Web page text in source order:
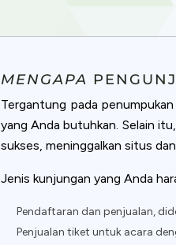
MENGAPA
Tergantung pada
yang Anda butuhkan. Selain
sukses, meninggalkan situs
Jenis kunjungan yang Anda
Pendaftaran dan penjualan,
Penjualan tiket untuk acara